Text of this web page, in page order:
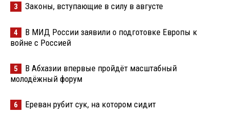
3 Законы, вступающие в силу в августе
4
В МИД России заявили о подготовке Европы к
войне с Россией
5
В Абхазии впервые пройдёт масштабный
молодёжный форум
6 Ереван рубит сук, на котором сидит